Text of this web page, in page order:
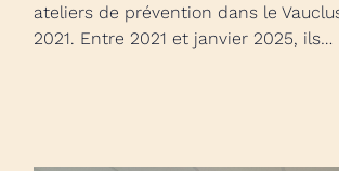
ateliers de prévention dans le
2021. Entre 2021 et janvier 2025, ils…